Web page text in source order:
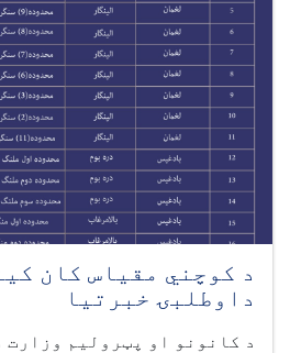
د کوچني مقیاس کان
داوطلبۍ خبرتیا
د کانونو او پټرولیم وزارت